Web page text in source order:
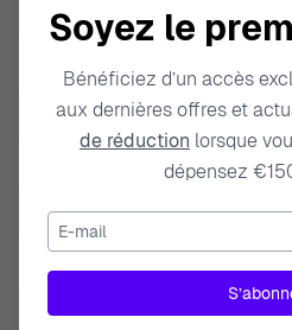
EAN
7611608287545
ModèleCarson Premium
Type de produitMontre
Couleur du braceletNoir
Soyez le
Bénéficiez d’un accès
aux dernières offres et
de réduction lorsque
dépensez
E-mail